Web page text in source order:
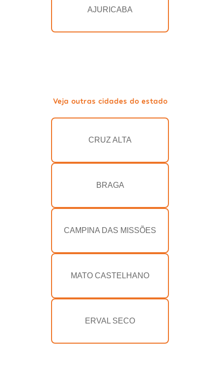
AJURICABA
Veja outras cidades do estado
CRUZ ALTA
BRAGA
CAMPINA DAS MISSÕES
MATO CASTELHANO
ERVAL SECO